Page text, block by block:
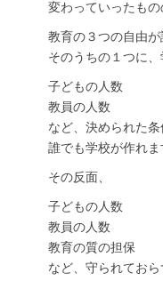
変わっていったもの
教育の３つの自由が
そのうちの１つに、
子どもの人数
教員の人数
など、決められた条
誰でも学校が作れま
その反面、
子どもの人数
教員の人数
教育の質の担保
など、守られておら